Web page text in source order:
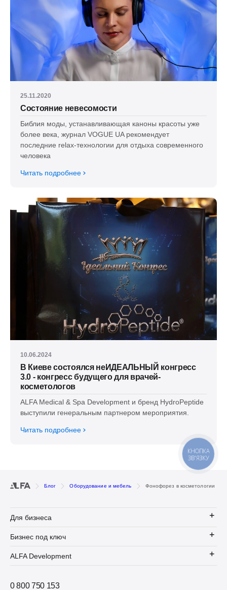
25.11.2020
Состояние невесомости
Библия моды, устанавливающая каноны красоты уже
более века, журнал VOGUE UA рекомендует
последние relax-технологии для отдыха современного
человека
Читать подробнее
10.06.2024
В Киеве состоялся неИДЕАЛЬНЫЙ конгресс
3.0 - конгресс будущего для врачей-
косметологов
ALFA Medical & Spa Development и бренд HydroPeptide
выступили генеральным партнером мероприятия.
Читать подробнее
Блог Оборудование и мебель Фонофорез в косметологии
Для бизнеса
Бизнес под ключ
ALFA Development
0 800 750 153
КНОПКА
ЗВ'ЯЗКУ